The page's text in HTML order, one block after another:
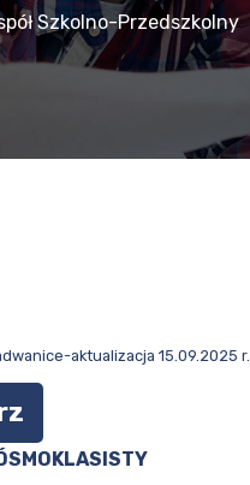
Szkolno-Przedszkolny
aktualizacja 15.09.2025 r.